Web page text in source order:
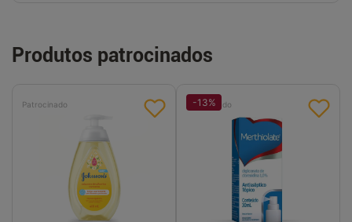
Produtos patrocinados
Patrocinado Patrocinado
-13%